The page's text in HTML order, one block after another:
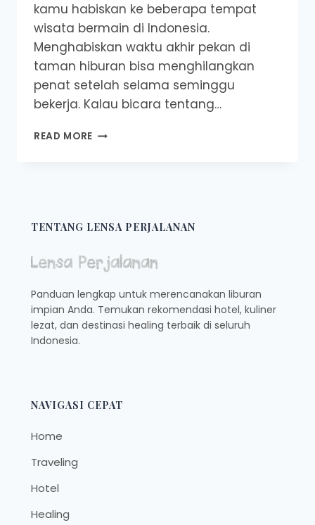
kamu habiskan ke beberapa tempat
wisata bermain di Indonesia.
Menghabiskan waktu akhir pekan di
taman hiburan bisa menghilangkan
penat setelah selama seminggu
bekerja. Kalau bicara tentang…
READ MORE REKOMENDASI
INDONESIA
TENTANG LENSA PERJALANAN
Panduan lengkap untuk merencanakan liburan
impian Anda. Temukan rekomendasi hotel, kuliner
lezat, dan destinasi healing terbaik di seluruh
Indonesia.
NAVIGASI CEPAT
Home
Traveling
Hotel
Healing